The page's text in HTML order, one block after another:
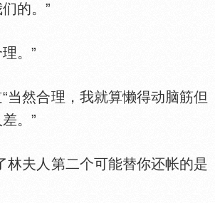
的。”
。”
然合理，我就算懒得动脑筋但
。”
夫人第二个可能替你还帐的是